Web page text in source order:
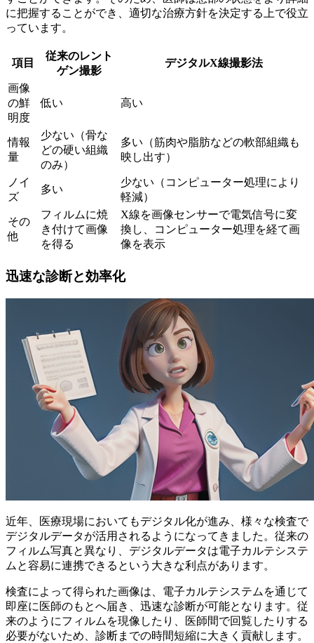
に把握することができ、適切な治療方針を決定する上で役立
っています。
項目
従来のレント
ゲン撮影
デジタルX線撮影法
画像
の鮮
明度
低い 高い
情報
量
少ない（骨な
どの硬い組織
のみ）
多い（筋肉や脂肪などの軟部組織も
映し出す）
ノイ
ズ
多い
少ない（コンピューター処理により
軽減）
その
他
フィルムに焼
き付けて画像
を得る
X線を画像センサーで電気信号に変
換し、コンピューター処理を経て画
像を表示
迅速な診断と効率化
近年、医療現場においてもデジタル化が進み、様々な検査で
デジタルデータが活用されるようになってきました。従来の
フィルム写真と異なり、デジタルデータは電子カルテシステ
ムと容易に連携できるという大きな利点があります。
検査によって得られた画像は、電子カルテシステムを通じて
即座に医師のもとへ届き、迅速な診断が可能となります。従
来のようにフィルムを現像したり、医師間で回覧したりする
必要がないため、 診断までの時間短縮に大きく貢献します。